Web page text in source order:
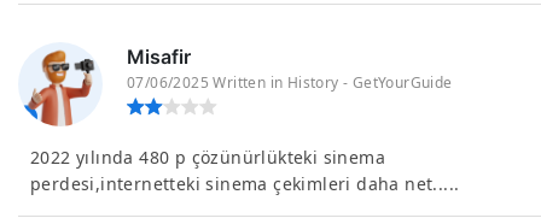
Misafir
07/06/2025 Written in History - GetYourGuide
2022 yılında 480 p çözünürlükteki sinema
perdesi,internetteki sinema çekimleri daha net.....